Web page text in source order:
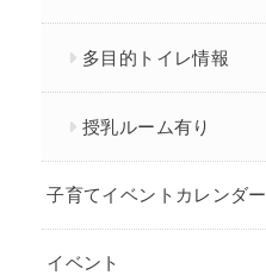
多目的トイレ情報
授乳ルーム有り
子育てイベントカレンダー
イベント